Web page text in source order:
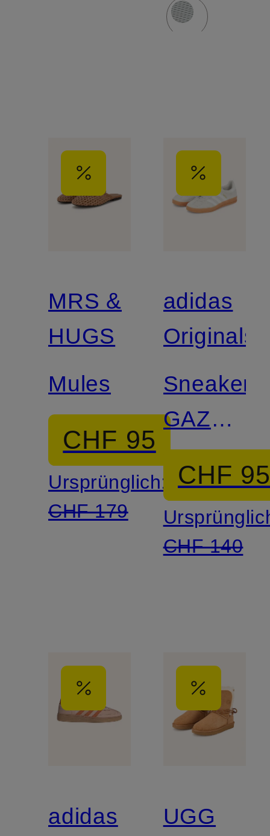
MRS &
HUGS
Mules
CHF 95
Ursprünglich:
CHF 179
adidas
Originals
Sneaker
GAZELLE
INDOOR
CHF
CHF 140
adidas
UGG